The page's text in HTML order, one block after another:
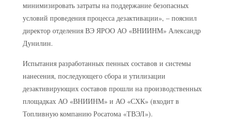
минимизировать затраты на поддержание безопасных
условий проведения процесса дезактивации», – пояснил
директор отделения ВЭ ЯРОО АО «ВНИИНМ» Александр
Дунилин.
Испытания разработанных пенных составов и системы
нанесения, последующего сбора и утилизации
дезактивирующих составов прошли на производственных
площадках АО «ВНИИНМ» и АО «СХК» (входит в
Топливную компанию Росатома «ТВЭЛ»).